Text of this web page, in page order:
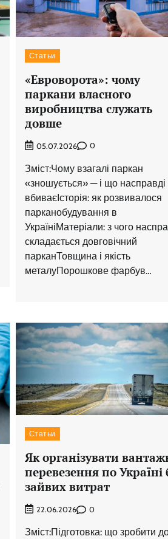
Статьи
«Евроворота»: чому
паркани власного
виробництва служать
довше
05.07.2026 0
Зміст:Чому взагалі паркан
«зношується» — і що насправді
вбиваєІсторія: як розвивалося
парканобудування в
УкраїніМатеріали: з чого
складається довговічний
парканТовщина і якість
металуПорошкове фарбув…
Статьи
Як організувати
перевезення по Україні
зайвих витрат
22.06.2026 0
Зміст:Підготовка: що зробити